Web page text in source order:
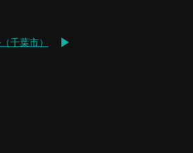
千葉市）